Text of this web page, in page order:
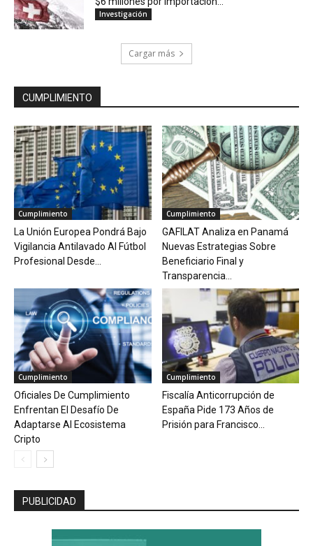
Investigación
Cargar más
CUMPLIMIENTO
Cumplimiento
La Unión Europea Pondrá Bajo
Vigilancia Antilavado Al Fútbol
Profesional Desde...
Cumplimiento
GAFILAT Analiza en Panamá
Nuevas Estrategias Sobre
Beneficiario Final y
Transparencia...
Cumplimiento
Oficiales De Cumplimiento
Enfrentan El Desafío De
Adaptarse Al Ecosistema
Cripto
Cumplimiento
Fiscalía Anticorrupción de
España Pide 173 Años de
Prisión para Francisco...
PUBLICIDAD